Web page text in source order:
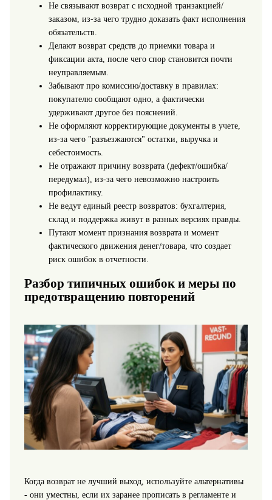
Не связывают возврат с исходной транзакцией/
заказом, из-за чего трудно доказать факт исполнения
обязательств.
Делают возврат средств до приемки товара и
фиксации акта, после чего спор становится почти
неуправляемым.
Забывают про комиссию/доставку в правилах:
покупателю сообщают одно, а фактически
удерживают другое без пояснений.
Не оформляют корректирующие документы в учете,
из-за чего "разъезжаются" остатки, выручка и
себестоимость.
Не отражают причину возврата (дефект/ошибка/
передумал), из-за чего невозможно настроить
профилактику.
Не ведут единый реестр возвратов: бухгалтерия,
склад и поддержка живут в разных версиях правды.
Путают момент признания возврата и момент
фактического движения денег/товара, что создает
риск ошибок в отчетности.
Разбор типичных ошибок и меры по
предотвращению повторений
Когда возврат не лучший выход, используйте альтернативы
- они уместны, если их заранее прописать в регламенте и